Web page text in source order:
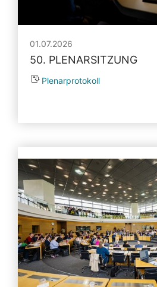
01.07.2026
50. PLENARSITZUNG
Plenarprotokoll